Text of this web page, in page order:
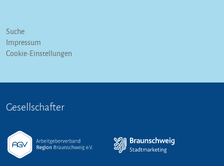
Suche
Impressum
Cookie-Einstellungen
Gesellschafter